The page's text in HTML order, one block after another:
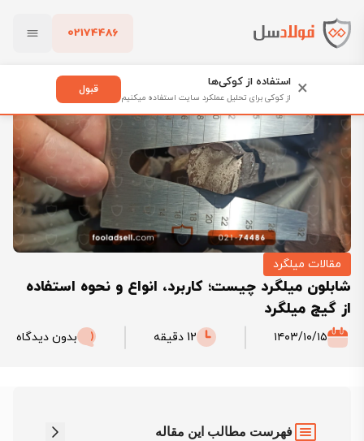
02174486
پاک کردن
فولادسل
شابلون میلگرد چیست؛ کاربرد، انواع و نحوه استفاده از گیج میلگرد
مقالات میلگرد
شابلون میلگرد چیست؛ کاربرد، انواع و نحوه استفاده
از گیج میلگرد
۱۴۰۳/۱۰/۱۵ 12 دقیقه بدون دیدگاه
فهرست مطالب این مقاله
× استفاده از کوکی‌ها
از کوکی برای تحلیل عملکرد سایت استفاده میکنیم
قبول